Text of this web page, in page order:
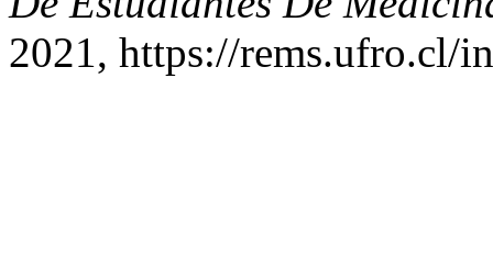
2021, https://rems.ufro.cl/